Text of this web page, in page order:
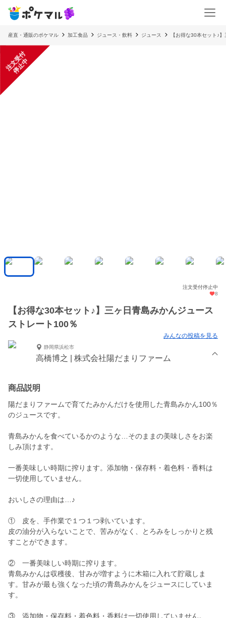
産直・通販のポケマル 加工食品 ジュース・飲料 ジュース 【お得な30本セット♪
注
文
受
付
停
止
中
注文受付停止中
8
【お得な30本セット♪】三ヶ日青島みかんジュース
ストレート100％
みんなの投稿を見る
静岡県浜松市
高橋博之 | 株式会社陽だまりファーム
商品説明
陽だまりファームで育てたみかんだけを使用した青島みかん100％
のジュースです。
青島みかんを食べているかのような…そのままの美味しさをお楽
しみ頂けます。
一番美味しい時期に搾ります。添加物・保存料・着色料・香料は
一切使用していません。
おいしさの理由は…♪
① 皮を、手作業で１つ１つ剥いています。
皮の油分が入らないことで、苦みがなく、とろみをしっかりと残
すことができます。
② 一番美味しい時期に搾ります。
青島みかんは収穫後、甘みが増すように木箱に入れて貯蔵しま
す。甘みが最も強くなった頃の青島みかんをジュースにしていま
す。
③ 添加物・保存料・着色料・香料は一切使用していません。